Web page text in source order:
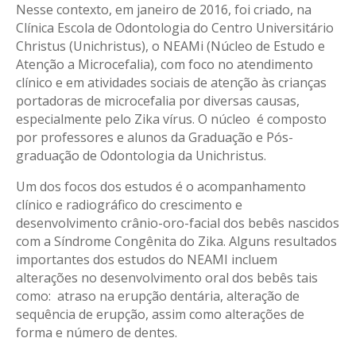
Nesse contexto, em janeiro de 2016, foi criado, na
Clínica Escola de Odontologia do Centro Universitário
Christus (Unichristus), o NEAMi (Núcleo de Estudo e
Atenção a Microcefalia), com foco no atendimento
clínico e em atividades sociais de atenção às crianças
portadoras de microcefalia por diversas causas,
especialmente pelo Zika vírus. O núcleo é composto
por professores e alunos da Graduação e Pós-
graduação de Odontologia da Unichristus.
Um dos focos dos estudos é o acompanhamento
clínico e radiográfico do crescimento e
desenvolvimento crânio-oro-facial dos bebês nascidos
com a Síndrome Congênita do Zika. Alguns resultados
importantes dos estudos do NEAMI incluem
alterações no desenvolvimento oral dos bebês tais
como: atraso na erupção dentária, alteração de
sequência de erupção, assim como alterações de
forma e número de dentes.